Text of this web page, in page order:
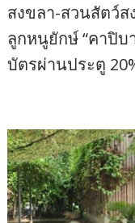
สงขลา-สวนสัตว์
ลูกหนูยักษ์ “คาปิบ
บัตรผ่านประตู